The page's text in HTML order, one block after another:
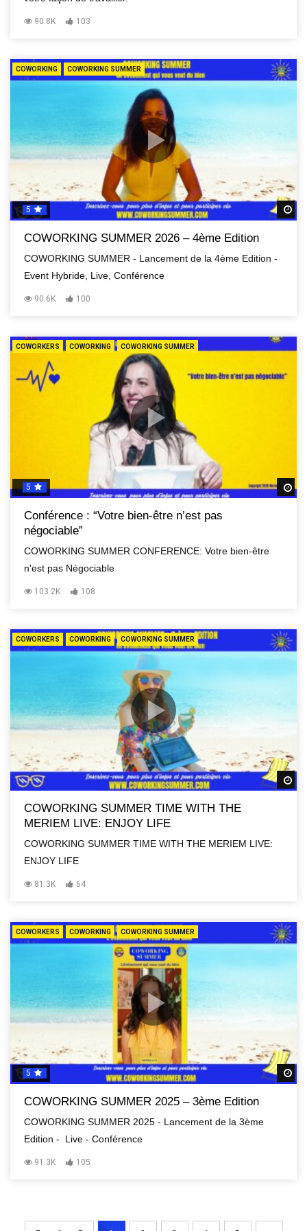
90.8K 103
COWORKING COWORKING SUMMER
5
COWORKING SUMMER 2026 – 4ème Edition
COWORKING SUMMER - Lancement de la 4ème Edition -
Event Hybride, Live, Conférence
90.6K 100
COWORKERS COWORKING COWORKING SUMMER
5
Conférence : “Votre bien-être n’est pas
négociable”
COWORKING SUMMER CONFERENCE: Votre bien-être
n'est pas Négociable
103.2K 108
COWORKERS COWORKING COWORKING SUMMER
COWORKING SUMMER TIME WITH THE
MERIEM LIVE: ENJOY LIFE
COWORKING SUMMER TIME WITH THE MERIEM LIVE:
ENJOY LIFE
81.3K 64
COWORKERS COWORKING COWORKING SUMMER
5
COWORKING SUMMER 2025 – 3ème Edition
COWORKING SUMMER 2025 - Lancement de la 3ème
Edition - Live - Conférence
91.3K 105